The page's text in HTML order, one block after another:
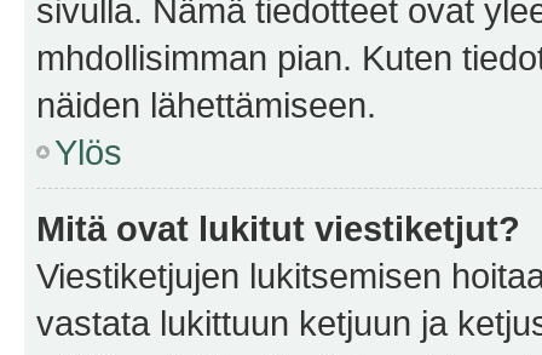
sivulla. Nämä tiedotteet ovat
mhdollisimman pian. Kuten
näiden lähettämiseen.
Ylös
Mitä ovat lukitut viestiketjut?
Viestiketjujen lukitsemisen
vastata lukittuun ketjuun ja